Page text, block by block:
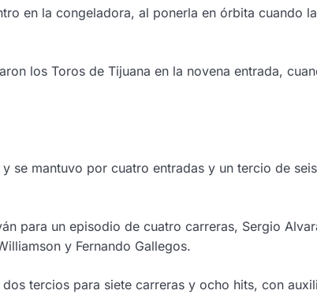
en la congeladora, al ponerla en órbita cuando
los Toros de Tijuana en la novena entrada,
se mantuvo por cuatro entradas y un tercio de
para un episodio de cuatro carreras, Sergio
y Fernando Gallegos.
tercios para siete carreras y ocho hits, con